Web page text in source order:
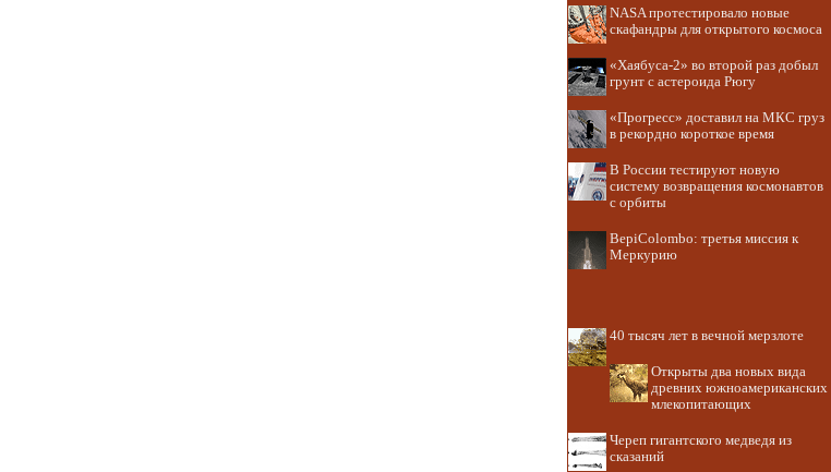
NASA протестировало новые
скафандры для открытого космоса
«Хаябуса-2» во второй раз добыл
грунт с астероида Рюгу
«Прогресс» доставил на МКС груз
в рекордно короткое время
В России тестируют новую
систему возвращения космонавтов
с орбиты
BepiColombo: третья миссия к
Меркурию
40 тысяч лет в вечной мерзлоте
Открыты два новых вида
древних южноамериканских
млекопитающих
Череп гигантского медведя из
сказаний